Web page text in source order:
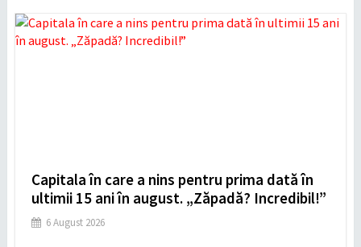
Capitala în care a nins pentru prima dată în
ultimii 15 ani în august. „Zăpadă? Incredibil!”
6 August 2026